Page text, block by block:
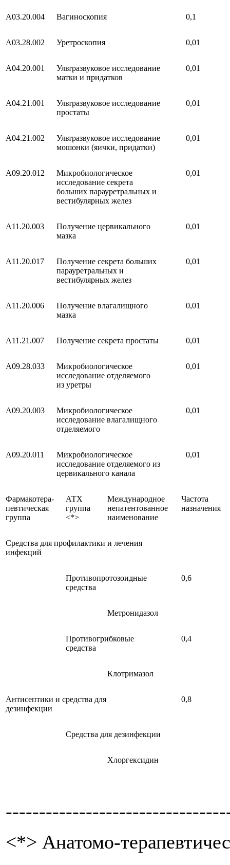
A03.20.004 Вагиноскопия 0,1
A03.28.002 Уретроскопия 0,01
A04.20.001
Ультразвуковое исследование
матки и придатков
0,01
A04.21.001
Ультразвуковое исследование
простаты
0,01
A04.21.002
Ультразвуковое исследование
мошонки (яички, придатки)
0,01
A09.20.012
Микробиологическое
исследование секрета
больших парауретральных и
вестибулярных желез
0,01
A11.20.003
Получение цервикального
мазка
0,01
A11.20.017
Получение секрета больших
парауретральных и
вестибулярных желез
0,01
A11.20.006
Получение влагалищного
мазка
0,01
A11.21.007 Получение секрета простаты 0,01
A09.28.033
Микробиологическое
исследование отделяемого
из уретры
0,01
A09.20.003
Микробиологическое
исследование влагалищного
отделяемого
0,01
A09.20.011
Микробиологическое
исследование отделяемого из
цервикального канала
0,01
Фармакотера-
певтическая
группа
АТХ
группа
<*>
Международное
непатентованное
наименование
Частота
назначения
Средства для профилактики и лечения
инфекций
Противопротозоидные
средства
0,6
Метронидазол
Противогрибковые
средства
0,4
Клотримазол
Антисептики и средства для
дезинфекции
0,8
Средства для дезинфекции
Хлоргексидин
<*> Анатомо-